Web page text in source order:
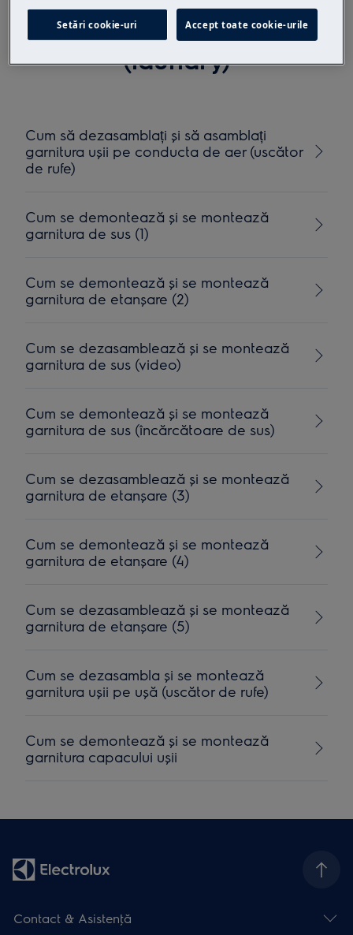
pentru door seals/gasket
(laundry)
Cum să dezasamblați și să asamblați
garnitura ușii pe conducta de aer (uscător
de rufe)
Cum se demontează și se montează
garnitura de sus (1)
Cum se demontează și se montează
garnitura de etanșare (2)
Cum se dezasamblează și se montează
garnitura de sus (video)
Cum se demontează și se montează
garnitura de sus (încărcătoare de sus)
Cum se dezasamblează și se montează
garnitura de etanșare (3)
Cum se demontează și se montează
garnitura de etanșare (4)
Cum se dezasamblează și se montează
garnitura de etanșare (5)
Cum se dezasambla și se montează
garnitura ușii pe ușă (uscător de rufe)
Cum se demontează și se montează
garnitura capacului ușii
Contact & Asistenţă
Setări cookie-uri Accept toate cookie-urile